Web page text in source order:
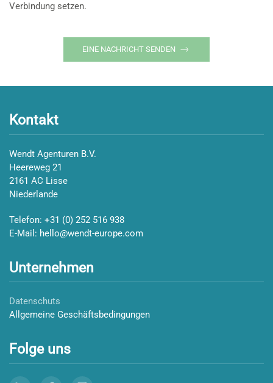
Verbindung setzen.
EINE NACHRICHT SENDEN
Kontakt
Wendt Agenturen B.V.
Heereweg 21
2161 AC Lisse
Niederlande
Telefon: +31 (0) 252 516 938
E-Mail: hello@wendt-europe.com
Unternehmen
Datenschuts
Allgemeine Geschäftsbedingungen
Folge uns